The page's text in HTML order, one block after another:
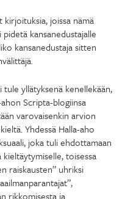
joissa nämä
kansanedustajalle
kansanedustaja sitten
yllätyksenä kenellekään,
Scripta-blogiinsa
varovaisenkin arvion
Yhdessä Halla-aho
joka tuli ehdottamaan
toisessa
raiskausten” uhriksi
rikkomisesta ja